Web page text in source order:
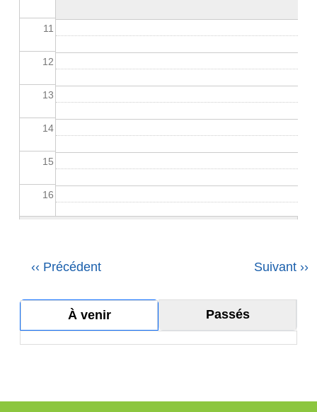
11
12
13
14
15
16
18
20
Pagination
‹‹ Précédent Suivant ››
À venir Passés